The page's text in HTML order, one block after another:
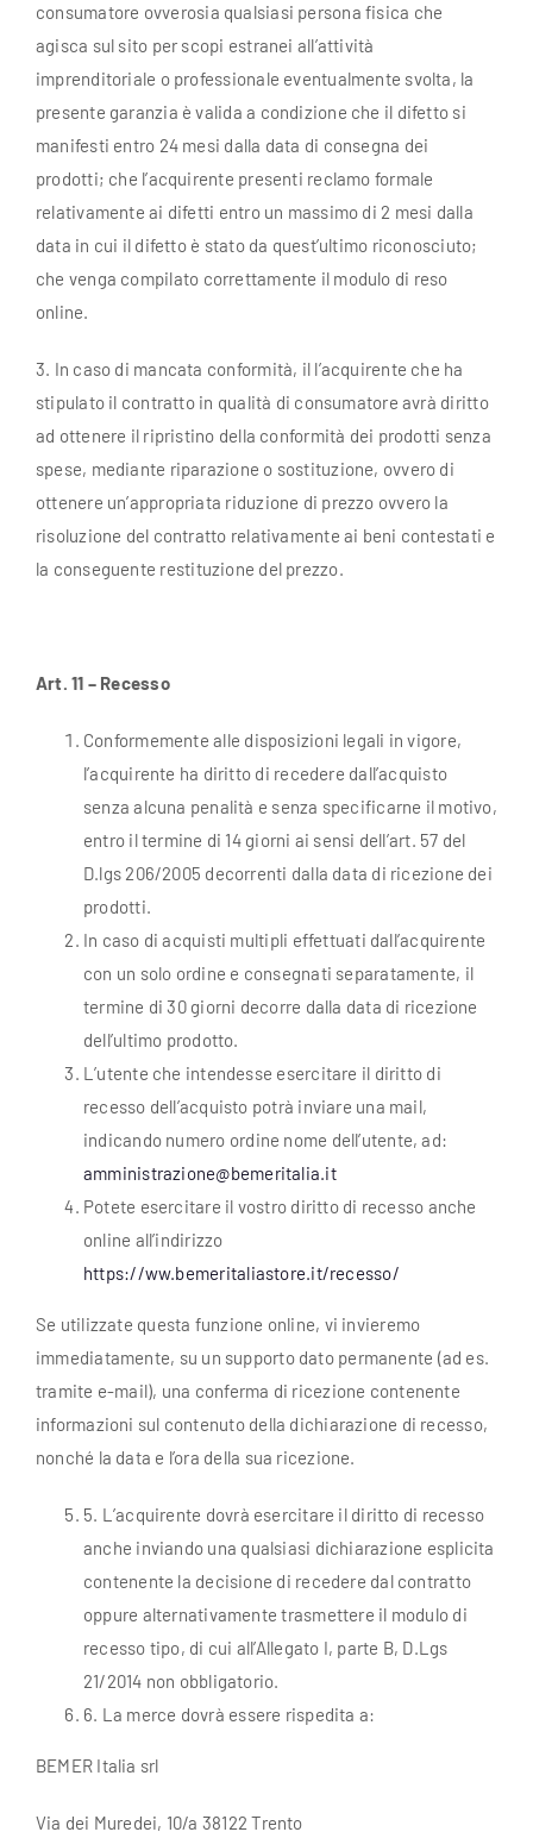
consumatore ovverosia qualsiasi persona fisica che
agisca sul sito per scopi estranei all’attività
imprenditoriale o professionale eventualmente svolta, la
presente garanzia è valida a condizione che il difetto si
manifesti entro 24 mesi dalla data di consegna dei
prodotti; che l’acquirente presenti reclamo formale
relativamente ai difetti entro un massimo di 2 mesi dalla
data in cui il difetto è stato da quest’ultimo riconosciuto;
che venga compilato correttamente il modulo di reso
online.
3. In caso di mancata conformità, il l’acquirente che ha
stipulato il contratto in qualità di consumatore avrà diritto
ad ottenere il ripristino della conformità dei prodotti senza
spese, mediante riparazione o sostituzione, ovvero di
ottenere un’appropriata riduzione di prezzo ovvero la
risoluzione del contratto relativamente ai beni contestati e
la conseguente restituzione del prezzo.
Art. 11 – Recesso
Conformemente alle disposizioni legali in vigore,
l’acquirente ha diritto di recedere dall’acquisto
senza alcuna penalità e senza specificarne il motivo,
entro il termine di 14 giorni ai sensi dell’art. 57 del
D.lgs 206/2005 decorrenti dalla data di ricezione dei
prodotti.
In caso di acquisti multipli effettuati dall’acquirente
con un solo ordine e consegnati separatamente, il
termine di 30 giorni decorre dalla data di ricezione
dell’ultimo prodotto.
L’utente che intendesse esercitare il diritto di
recesso dell’acquisto potrà inviare una mail,
indicando numero ordine nome dell’utente,ad:
amministrazione@bemeritalia.it
Potete esercitare il vostro diritto di recesso anche
online all’indirizzo
https://ww.bemeritaliastore.it/recesso/
Se utilizzate questa funzione online, vi invieremo
immediatamente, su un supporto dato permanente (ad es.
tramite e-mail), una conferma di ricezione contenente
informazioni sul contenuto della dichiarazione di recesso,
nonché la data e l’ora della sua ricezione.
5. L’acquirente dovrà esercitare il diritto di recesso
anche inviando una qualsiasi dichiarazione esplicita
contenente la decisione di recedere dal contratto
oppure alternativamente trasmettere il modulo di
recesso tipo, di cui all’Allegato I, parte B, D.Lgs
21/2014 non obbligatorio.
6. La merce dovrà essere rispedita a:
BEMER Italia srl
Via dei Muredei, 10/a 38122 Trento